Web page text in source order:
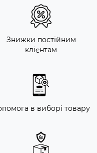
Знижки постійним
клієнтам
в виборі товару